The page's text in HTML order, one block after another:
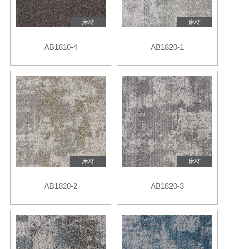
床材
AB1810-4
床材
AB1820-1
床材
AB1820-2
床材
AB1820-3